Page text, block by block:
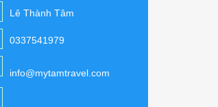
Lê Thành Tâm
0337541979
info@mytamtravel.com